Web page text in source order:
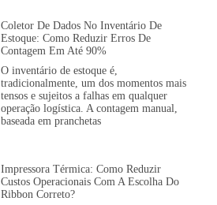
Coletor De Dados No Inventário De
Estoque: Como Reduzir Erros De
Contagem Em Até 90%
O inventário de estoque é,
tradicionalmente, um dos momentos mais
tensos e sujeitos a falhas em qualquer
operação logística. A contagem manual,
baseada em pranchetas
Impressora Térmica: Como Reduzir
Custos Operacionais Com A Escolha Do
Ribbon Correto?